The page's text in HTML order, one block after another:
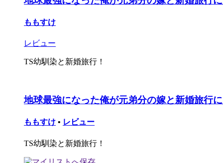
ももすけ
レビュー
TS幼馴染と新婚旅行！
地球最強になった俺が元弟分の嫁と新婚旅行
ももすけ • レビュー
TS幼馴染と新婚旅行！